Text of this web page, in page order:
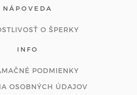
NÁPOVEDA
O ŠPERKY
INFO
PODMIENKY
OSOBNÝCH ÚDAJOV